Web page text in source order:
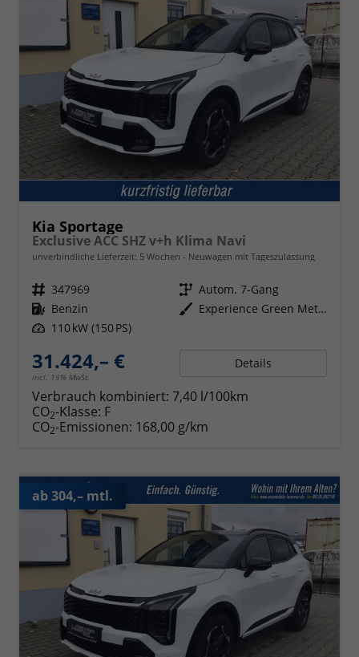
Kia Sportage
Exclusive ACC SHZ v+h Klima Navi
unverbindliche Lieferzeit: 5 Wochen Neuwagen mit Tageszulassung
Fahrzeugnr. 347969 Getriebe Autom. 7-Gang
Kraftstoff Benzin Außenfarbe
Experience Green Metallic
Leistung 110 kW (150 PS)
31.424,– €
incl. 19% MwSt.
Details
Verbrauch kombiniert: 7,40 l/100km
CO2-Klasse: F
CO2-Emissionen: 168,00 g/km
ab 304,– mtl.